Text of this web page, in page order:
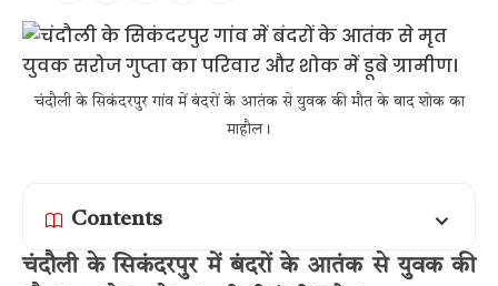
चंदौली के सिकंदरपुर गांव में बंदरों के आतंक से युवक की मौत के बाद शोक का
माहौल।
Contents
चंदौली के सिकंदरपुर में बंदरों के आतंक से युवक की